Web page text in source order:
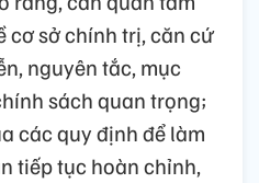
cơ sở chính trị, căn cứ
nguyên tắc, mục
sách quan trọng;
các quy định để làm
tiếp tục hoàn chỉnh,